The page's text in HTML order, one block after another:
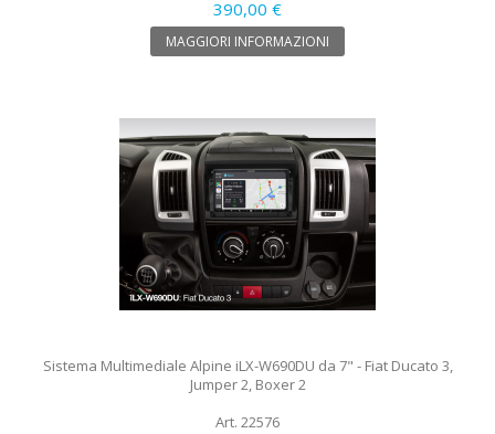
390,00 €
MAGGIORI INFORMAZIONI
Sistema Multimediale Alpine iLX-W690DU da 7" - Fiat Ducato 3,
Jumper 2, Boxer 2
Art. 22576